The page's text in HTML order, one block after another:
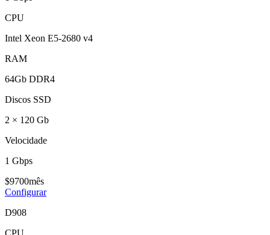
CPU
Intel Xeon E5-2680 v4
RAM
64Gb DDR4
Discos SSD
2 × 120 Gb
Velocidade
1 Gbps
$9700mês
Configurar
D908
CPU